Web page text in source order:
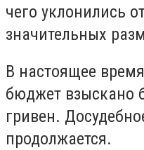
чего уклонились
значительных
В настоящее
бюджет взыскано
гривен.
продолжается.